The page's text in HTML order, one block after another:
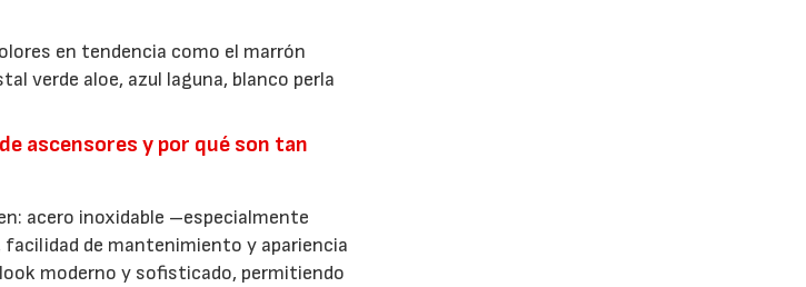
en tendencia como el marrón
verde aloe, azul laguna, blanco perla
ascensores y por qué son tan
acero inoxidable –especialmente
facilidad de mantenimiento y apariencia
moderno y sofisticado, permitiendo